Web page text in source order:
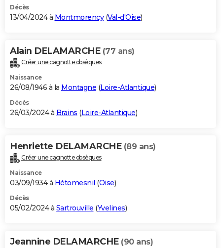
Décès
13/04/2024 à Montmorency(Val-d'Oise)
Alain DELAMARCHE (77 ans)
Créer une cagnotte obsèques
Naissance
26/08/1946 à la Montagne (Loire-Atlantique)
Décès
26/03/2024 à Brains (Loire-Atlantique)
Henriette DELAMARCHE (89 ans)
Créer une cagnotte obsèques
Naissance
03/09/1934 à Hétomesnil (Oise)
Décès
05/02/2024 à Sartrouville (Yvelines)
Jeannine DELAMARCHE (90 ans)